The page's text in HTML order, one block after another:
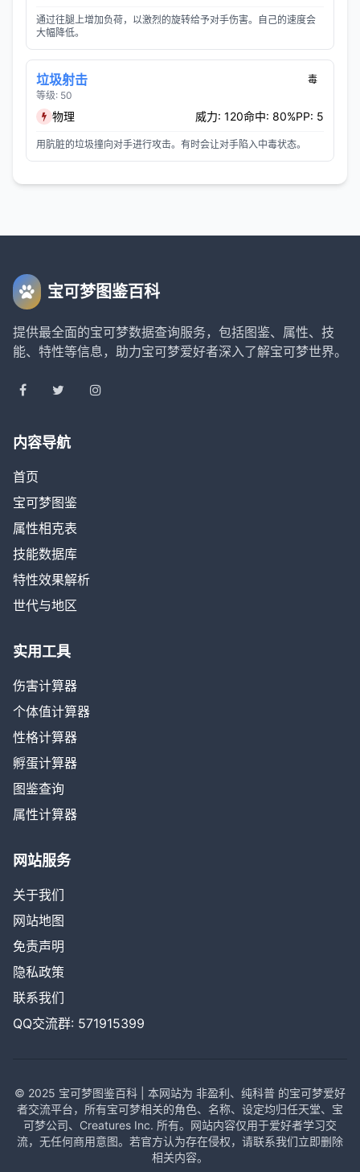
通过往腿上增加负荷，以激烈的旋转给予对手伤害。自己的速度会
大幅降低。
垃圾射击
等级: 50
毒
物理 威力: 120命中: 80%PP: 5
用肮脏的垃圾撞向对手进行攻击。有时会让对手陷入中毒状态。
宝可梦图鉴百科
提供最全面的宝可梦数据查询服务，包括图鉴、属性、技
能、特性等信息，助力宝可梦爱好者深入了解宝可梦世界。
内容导航
首页
宝可梦图鉴
属性相克表
技能数据库
特性效果解析
世代与地区
实用工具
伤害计算器
个体值计算器
性格计算器
孵蛋计算器
图鉴查询
属性计算器
网站服务
关于我们
网站地图
免责声明
隐私政策
联系我们
QQ交流群: 571915399
© 2025 宝可梦图鉴百科 | 本网站为 非盈利、纯科普 的宝可梦爱好
者交流平台，所有宝可梦相关的角色、名称、设定均归任天堂、宝
可梦公司、Creatures Inc. 所有。网站内容仅用于爱好者学习交
流，无任何商用意图。若官方认为存在侵权，请联系我们立即删除
相关内容。